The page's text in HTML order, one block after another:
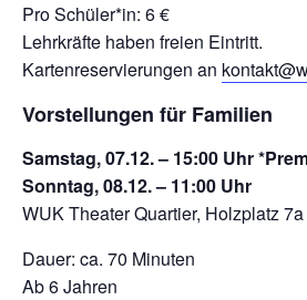
Pro Schüler*in: 6 €
Lehrkräfte haben freien Eintritt.
Kartenreservierungen an
Vorstellungen für Familien
Samstag, 07.12. – 15:00 Uhr
Sonntag, 08.12. – 11:00 Uhr
WUK Theater Quartier, Holzplatz 7a
Dauer: ca. 70 Minuten
Ab 6 Jahren